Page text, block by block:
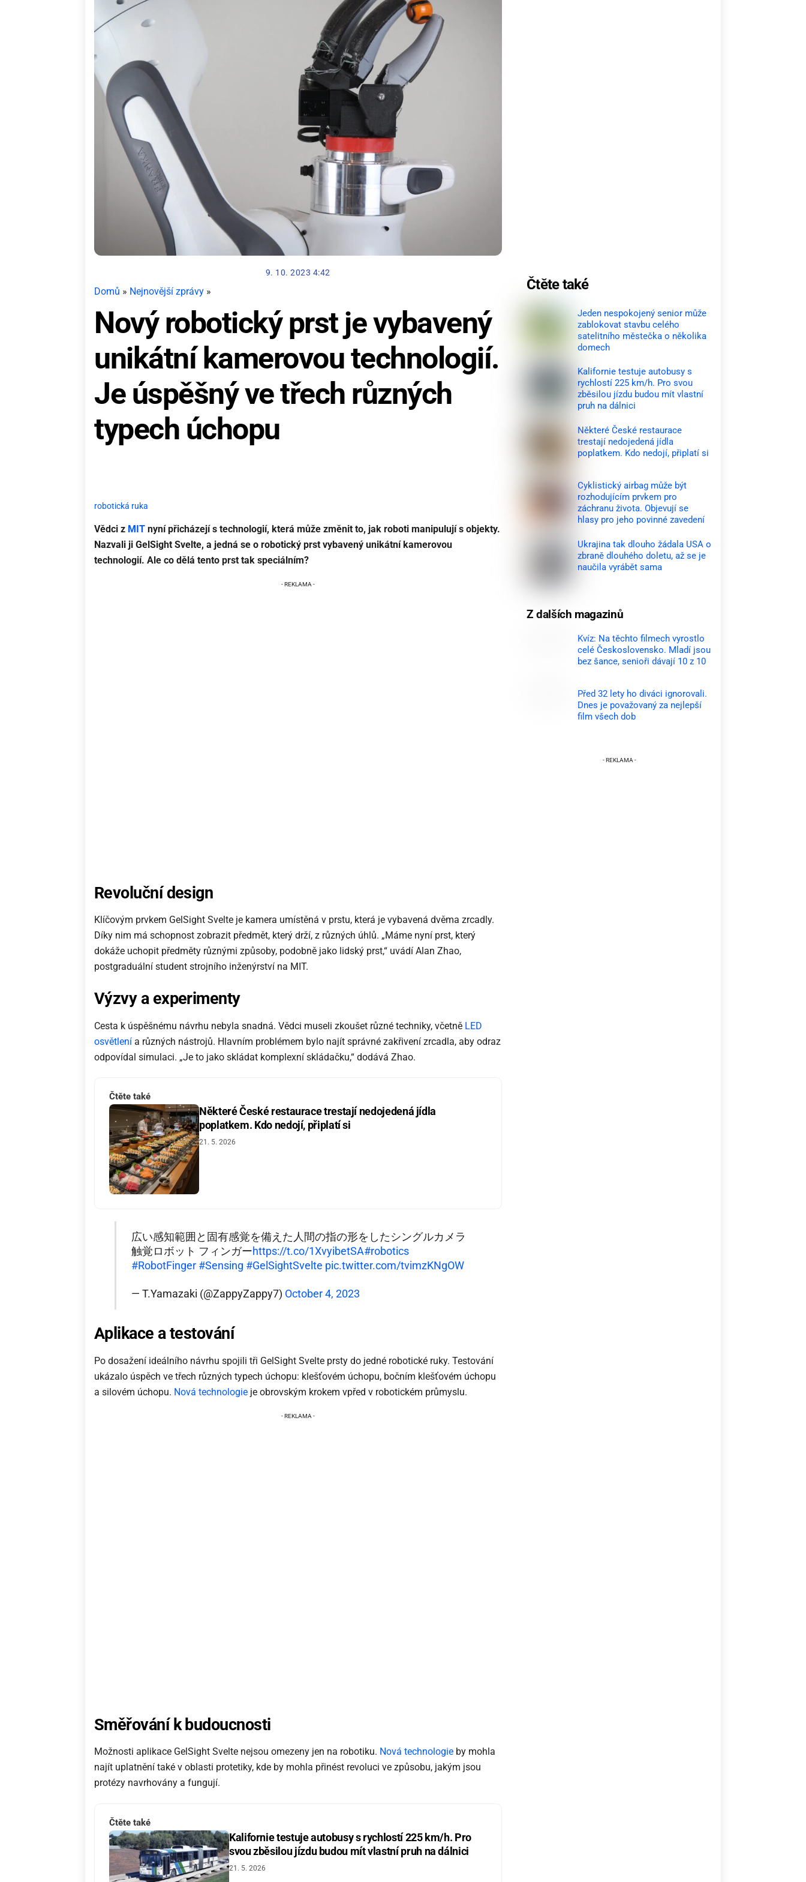
9. 10. 2023 4:42
Domů » Nejnovější zprávy »
Nový robotický prst je vybavený
unikátní kamerovou technologií.
Je úspěšný ve třech různých
typech úchopu
robotická ruka
Vědci z MIT nyní přicházejí s technologií, která může změnit to, jak roboti manipulují s objekty.
Nazvali ji GelSight Svelte, a jedná se o robotický prst vybavený unikátní kamerovou
technologií. Ale co dělá tento prst tak speciálním?
Revoluční design
Klíčovým prvkem GelSight Svelte je kamera umístěná v prstu, která je vybavená dvěma zrcadly.
Díky nim má schopnost zobrazit předmět, který drží, z různých úhlů. „Máme nyní prst, který
dokáže uchopit předměty různými způsoby, podobně jako lidský prst,“ uvádí Alan Zhao,
postgraduální student strojního inženýrství na MIT.
Výzvy a experimenty
Cesta k úspěšnému návrhu nebyla snadná. Vědci museli zkoušet různé techniky, včetně LED
osvětlení a různých nástrojů. Hlavním problémem bylo najít správné zakřivení zrcadla, aby odraz
odpovídal simulaci. „Je to jako skládat komplexní skládačku,“ dodává Zhao.
Čtěte také
Některé České restaurace trestají nedojedená jídla
poplatkem. Kdo nedojí, připlatí si
21. 5. 2026
広い感知範囲と固有感覚を備えた人間の指の形をしたシングルカメラ
触覚ロボット フィンガーhttps://t.co/1XvyibetSA#robotics
#RobotFinger #Sensing #GelSightSvelte pic.twitter.com/tvimzKNgOW
— T.Yamazaki (@ZappyZappy7) October 4, 2023
Aplikace a testování
Po dosažení ideálního návrhu spojili tři GelSight Svelte prsty do jedné robotické ruky. Testování
ukázalo úspěch ve třech různých typech úchopu: klešťovém úchopu, bočním klešťovém úchopu
a silovém úchopu. Nová technologie je obrovským krokem vpřed v robotickém průmyslu.
Směřování k budoucnosti
Možnosti aplikace GelSight Svelte nejsou omezeny jen na robotiku. Nová technologie by mohla
najít uplatnění také v oblasti protetiky, kde by mohla přinést revoluci ve způsobu, jakým jsou
protézy navrhovány a fungují.
Čtěte také
Kalifornie testuje autobusy s rychlostí 225 km/h. Pro
svou zběsilou jízdu budou mít vlastní pruh na dálnici
21. 5. 2026
Čtěte také
Jeden nespokojený senior může
zablokovat stavbu celého
satelitního městečka o několika
domech
Kalifornie testuje autobusy s
rychlostí 225 km/h. Pro svou
zběsilou jízdu budou mít vlastní
pruh na dálnici
Některé České restaurace
trestají nedojedená jídla
poplatkem. Kdo nedojí, připlatí si
Cyklistický airbag může být
rozhodujícím prvkem pro
záchranu života. Objevují se
hlasy pro jeho povinné zavedení
Ukrajina tak dlouho žádala USA o
zbraně dlouhého doletu, až se je
naučila vyrábět sama
Z dalších magazinů
Kvíz: Na těchto filmech vyrostlo
celé Československo. Mladí jsou
bez šance, senioři dávají 10 z 10
Před 32 lety ho diváci ignorovali.
Dnes je považovaný za nejlepší
film všech dob